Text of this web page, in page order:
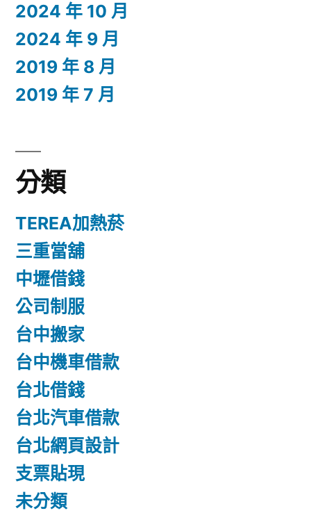
2024 年 10 月
2024 年 9 月
2019 年 8 月
2019 年 7 月
分類
TEREA加熱菸
三重當舖
中壢借錢
公司制服
台中搬家
台中機車借款
台北借錢
台北汽車借款
台北網頁設計
支票貼現
未分類